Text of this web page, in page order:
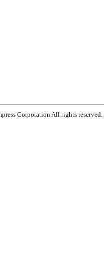
Corporation All rights reserved.